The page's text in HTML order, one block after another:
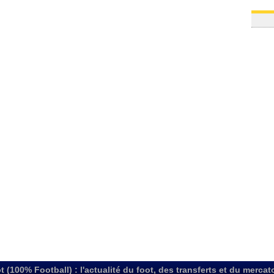
(100% Football) : l'actualité du foot, des transferts et du